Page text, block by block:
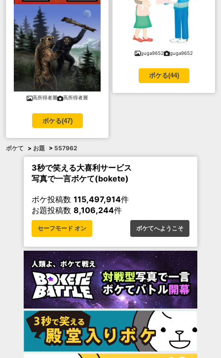
高所得者層 高所得者層
ボケる(47)
guga9652 guga9652
ボケる(44)
ボケて > お題 > 557962
3秒で笑える大喜利サービス
写真で一言ボケて(bokete)
ボケ投稿数 115,497,914件
お題投稿数 8,106,244件
セーフモード オン ボケてへようこそ